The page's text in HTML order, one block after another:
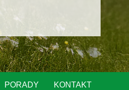
PORADY KONTAKT